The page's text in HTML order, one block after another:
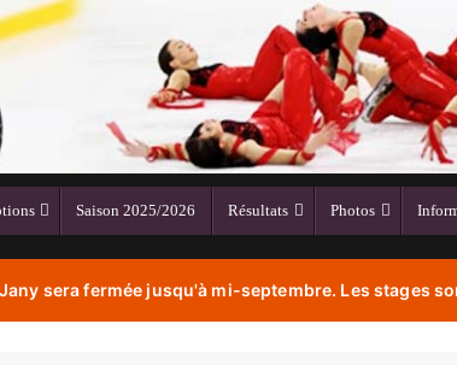
Saison 2025/2026 Résultats Photos
sera fermée jusqu'à mi-septembre. Les stages